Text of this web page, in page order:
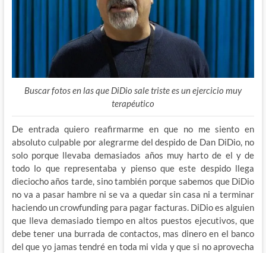
Buscar fotos en las que DiDio sale triste es un ejercicio muy
terapéutico
De entrada quiero reafirmarme en que no me siento en
absoluto culpable por alegrarme del despido de Dan DiDio, no
solo porque llevaba demasiados años muy harto de el y de
todo lo que representaba y pienso que este despido llega
dieciocho años tarde, sino también porque sabemos que DiDio
no va a pasar hambre ni se va a quedar sin casa ni a terminar
haciendo un crowfunding para pagar facturas. DiDio es alguien
que lleva demasiado tiempo en altos puestos ejecutivos, que
debe tener una burrada de contactos, mas dinero en el banco
del que yo jamas tendré en toda mi vida y que si no aprovecha